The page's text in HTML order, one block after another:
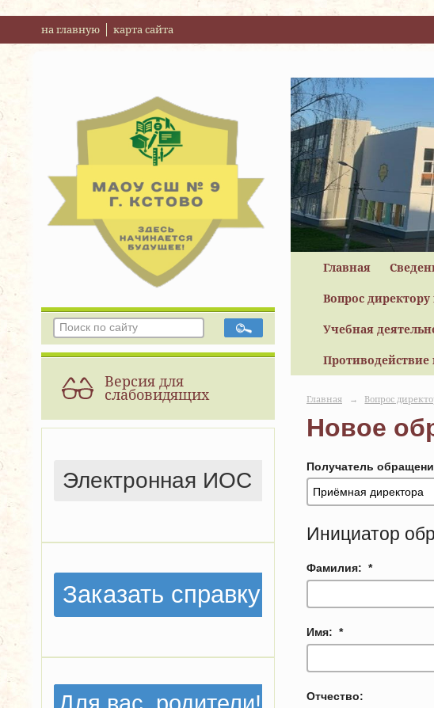
на главную карта сайта
Версия для
слабовидящих
Электронная ИОС
Заказать справку
Главная
Вопрос
Учебная
Противодействие
Главная → Вопрос
Новое
Получатель
Инициатор
Фамилия: *
Имя: *
Отчество: